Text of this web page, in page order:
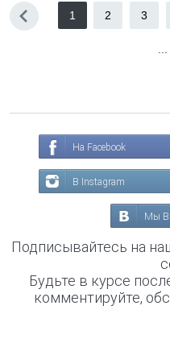
1 2 3
На Facebook
В Instagram
Мы
Подписывайтесь на
Будьте в курсе
комментируйте,